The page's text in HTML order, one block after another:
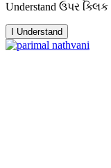
Understand ઉપર ક્લિક
I Understand